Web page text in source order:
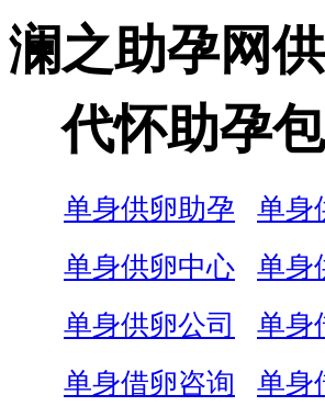
澜之助孕网
代怀助孕
单身供卵助孕
单身
单身供卵中心
单身
单身供卵公司
单身
单身借卵咨询
单身